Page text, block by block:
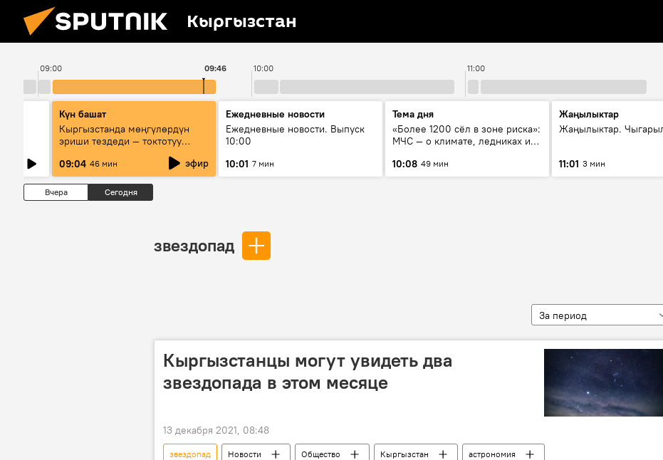
Кыргызстан
09:00 10:00 11:00
09:46
Күн башат
Кыргызстанда мөңгүлөрдүн
эриши тездеди — токтотуу
09:04 46 мин эфир
Ежедневные новости
Ежедневные новости. Выпуск
10:00
10:01 7 мин
Тема дня
«Более 1200 сёл в зоне риска»:
МЧС — о климате, ледниках и
населения
10:08 49 мин
Жаңылыктар
Жаңылыктар.
11:01 3 мин
Вчера Сегодня
звездопад
За период
Кыргызстанцы могут увидеть два
звездопада в этом месяце
13 декабря 2021, 08:48
звездопад Новости Общество Кыргызстан астрономия